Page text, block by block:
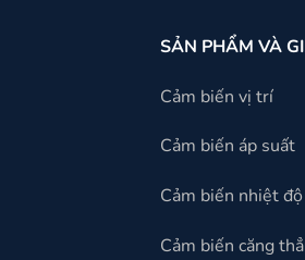
SẢN PHẨM VÀ
Cảm biến vị trí
Cảm biến áp suất
Cảm biến nhiệt độ
Cảm biến căng